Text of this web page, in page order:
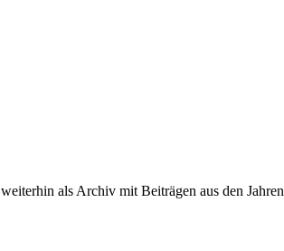
als Archiv mit Beiträgen aus den